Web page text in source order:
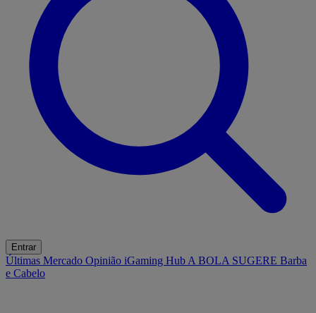
Entrar
Últimas Mercado Opinião iGaming Hub A BOLA SUGERE Barba
e Cabelo